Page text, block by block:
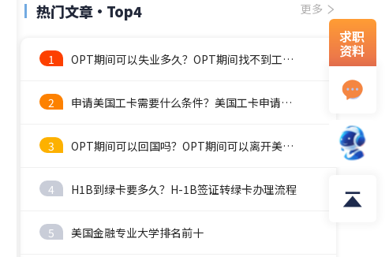
热门文章·Top4 更多
1 OPT期间可以失业多久？OPT期间找不到工作怎么办？
2 申请美国工卡需要什么条件？美国工卡申请流程
3 OPT期间可以回国吗？OPT期间可以离开美国吗
4 H1B到绿卡要多久？H-1B签证转绿卡办理流程
5 美国金融专业大学排名前十
求职
资料